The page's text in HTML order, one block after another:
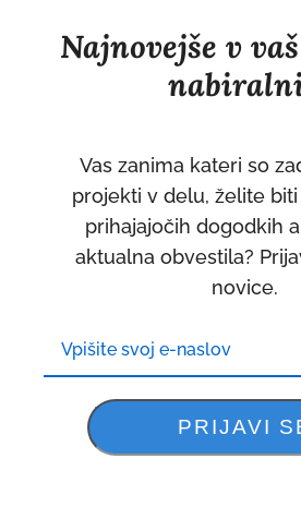
Najnovejše v
Vas zanima kateri so
projekti v delu, želite
prihajajočih dogodkih
aktualna obvestila?
novice.